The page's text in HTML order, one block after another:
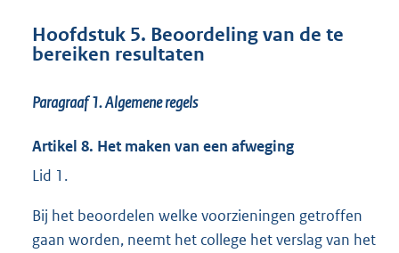
Hoofdstuk 5. Beoordeling van de te
bereiken resultaten
Paragraaf 1.Algemene regels
Artikel 8. Het maken van een afweging
Lid 1.
Bij het beoordelen welke voorzieningen getroffen
gaan worden, neemt het college het verslag van het